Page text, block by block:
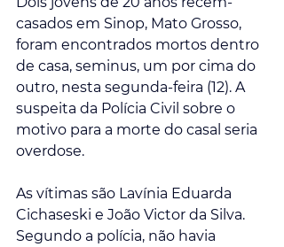
casados em Sinop, Mato Grosso,
foram encontrados mortos dentro
de casa, seminus, um por cima do
outro, nesta segunda-feira (12). A
suspeita da Polícia Civil sobre o
motivo para a morte do casal seria
overdose.
As vítimas são Lavínia Eduarda
Cichaseski e João Victor da Silva.
Segundo a polícia, não havia